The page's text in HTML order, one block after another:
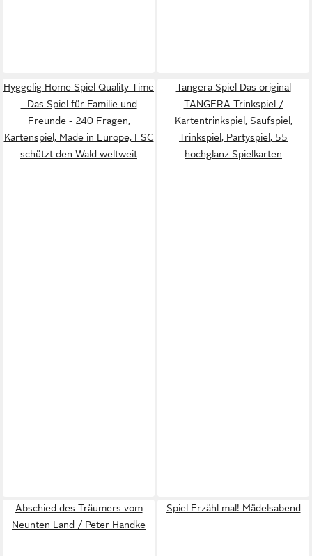
Hyggelig Home Spiel Quality Time
- Das Spiel für Familie und
Freunde - 240 Fragen,
Kartenspiel, Made in Europe, FSC
schützt den Wald weltweit
Tangera Spiel Das original
TANGERA Trinkspiel /
Kartentrinkspiel, Saufspiel,
Trinkspiel, Partyspiel, 55
hochglanz Spielkarten
Abschied des Träumers vom
Neunten Land / Peter Handke
Spiel Erzähl mal! Mädelsabend